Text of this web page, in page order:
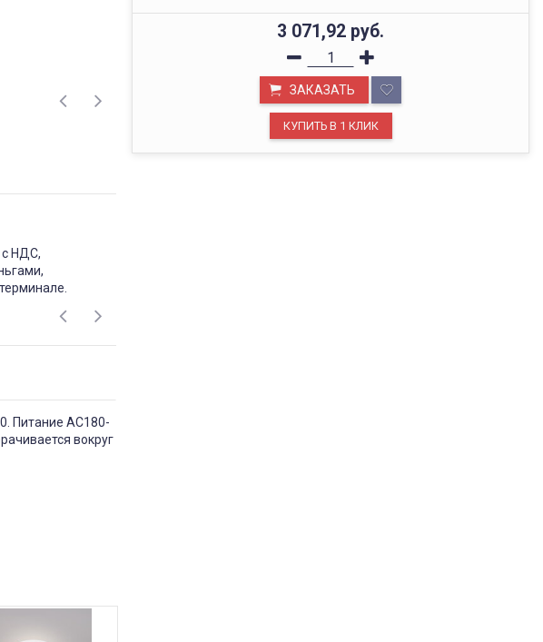
3 071,92 руб.
ЗАКАЗАТЬ
с НДС,
Питание AC180-
вокруг